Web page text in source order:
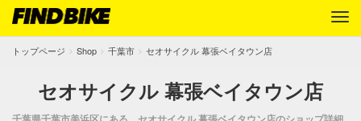
トップページ Shop 千葉市 セオサイクル 幕張ベイタウン店
セオサイクル 幕張ベイタウン店